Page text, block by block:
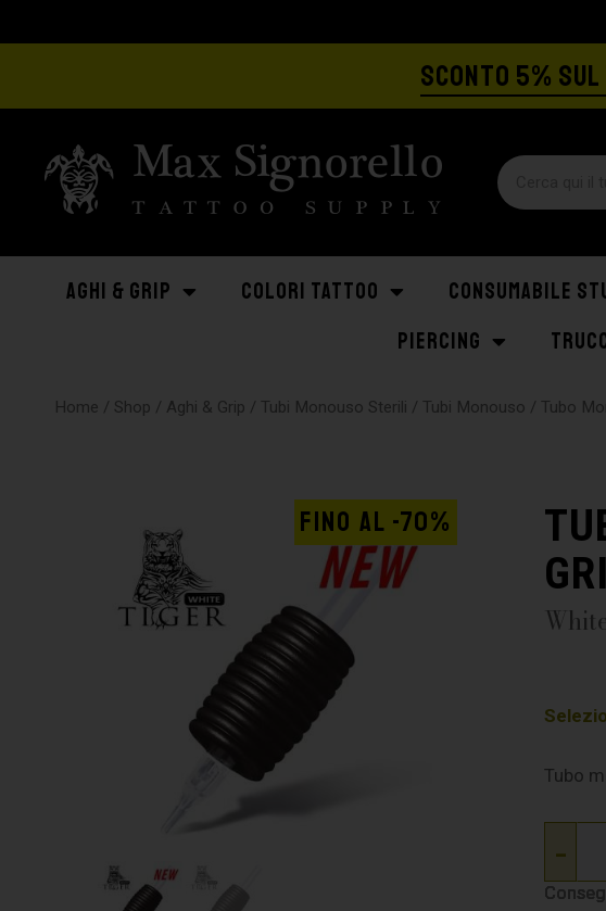
SCONTO 5%
AGHI & GRIP COLORI TATTOO CONSUMABILE
PIERCING
Home / Shop / Aghi & Grip / Tubi Monouso Sterili / Tubi Monouso / Tubo
FINO AL -70%
Tubo
-